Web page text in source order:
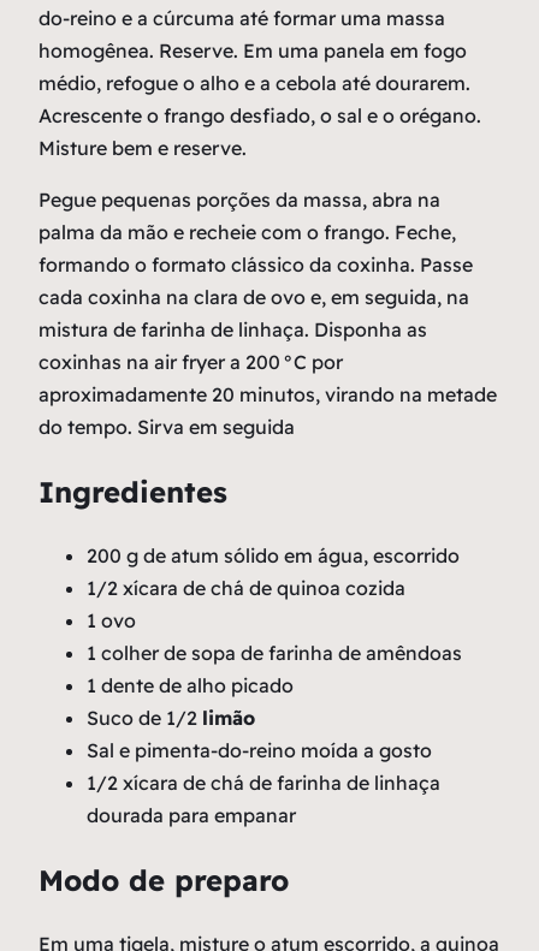
do-reino e a cúrcuma até formar uma massa
homogênea. Reserve. Em uma panela em fogo
médio, refogue o alho e a cebola até dourarem.
Acrescente o frango desfiado, o sal e o orégano.
Misture bem e reserve.
Pegue pequenas porções da massa, abra na
palma da mão e recheie com o frango. Feche,
formando o formato clássico da coxinha. Passe
cada coxinha na clara de ovo e, em seguida, na
mistura de farinha de linhaça. Disponha as
coxinhas na air fryer a 200 °C por
aproximadamente 20 minutos, virando na metade
do tempo. Sirva em seguida
Ingredientes
200 g de atum sólido em água, escorrido
1/2 xícara de chá de quinoa cozida
1 ovo
1 colher de sopa de farinha de amêndoas
1 dente de alho picado
Suco de 1/2 limão
Sal e pimenta-do-reino moída a gosto
1/2 xícara de chá de farinha de linhaça
dourada para empanar
Modo de preparo
Em uma tigela, misture o atum escorrido, a quinoa